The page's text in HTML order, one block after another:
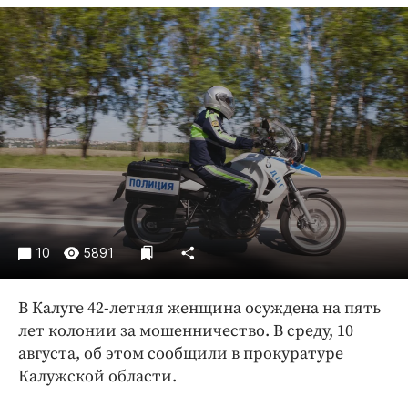
Культура
Недвижимость и ЖКХ
Образование
Общество
Погода
Праздники
Происшествия
Спорт
Экономика и бизнес
Блоги
Издания
Медиаперсона
10 5891
В Калуге 42-летняя женщина осуждена на пять
лет колонии за мошенничество. В среду, 10
августа, об этом сообщили в прокуратуре
Калужской области.